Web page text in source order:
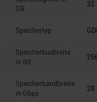
GB
32
Speichertyp
Speicherbusbreite
in Bit
Speicherbandbreite
in Gbps
28